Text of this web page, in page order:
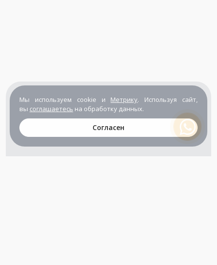
Мы используем cookie и Метрику. Используя сайт,
вы соглашаетесь на обработку данных.
Согласен